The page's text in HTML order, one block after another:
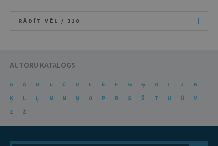
RĀDĪT VĒL / 328
AUTORU KATALOGS
A Ā B C Č D E Ē F G Ģ H I J
K
Ķ
L Ļ M N Ņ O P R S Š T U Ū
V
Z
Ž